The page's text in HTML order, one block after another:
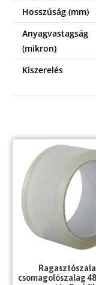
Hosszúság (mm)
Anyagvastagság
(mikron)
Kiszerelés
csomagolószalag